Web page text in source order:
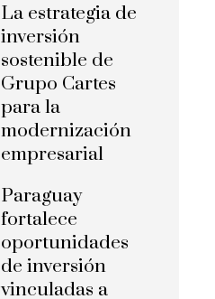
La estrategia de
inversión
sostenible de
Grupo Cartes
para la
modernización
empresarial
Paraguay
fortalece
oportunidades
de inversión
vinculadas a